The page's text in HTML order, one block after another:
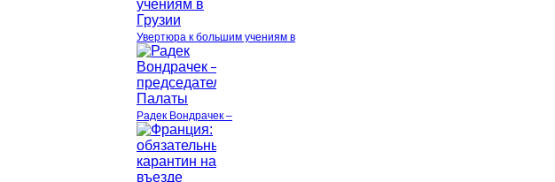
Увертюра к большим учениям в
Радек Вондрачек –